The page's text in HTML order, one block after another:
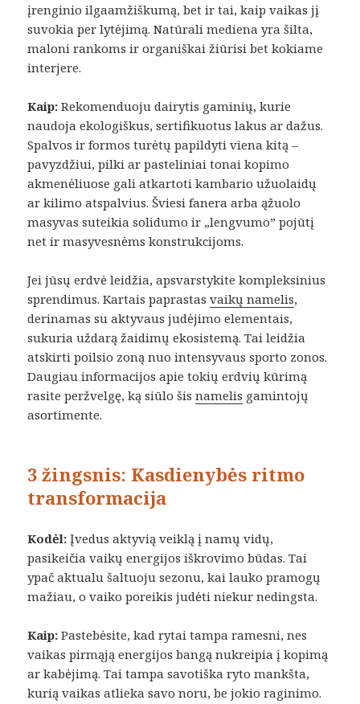
įrenginio ilgaamžiškumą, bet ir tai, kaip vaikas jį
suvokia per lytėjimą. Natūrali mediena yra šilta,
maloni rankoms ir organiškai žiūrisi bet kokiame
interjere.
Kaip: Rekomenduoju dairytis gaminių, kurie
naudoja ekologiškus, sertifikuotus lakus ar dažus.
Spalvos ir formos turėtų papildyti viena kitą –
pavyzdžiui, pilki ar pasteliniai tonai kopimo
akmenėliuose gali atkartoti kambario užuolaidų
ar kilimo atspalvius. Šviesi fanera arba ąžuolo
masyvas suteikia solidumo ir „lengvumo” pojūtį
net ir masyvesnėms konstrukcijoms.
Jei jūsų erdvė leidžia, apsvarstykite kompleksinius
sprendimus. Kartais paprastasvaikų namelis,
derinamas su aktyvaus judėjimo elementais,
sukuria uždarą žaidimų ekosistemą. Tai leidžia
atskirti poilsio zoną nuo intensyvaus sporto zonos.
Daugiau informacijos apie tokių erdvių kūrimą
rasite peržvelgę, ką siūlo šisnamelis gamintojų
asortimente.
3 žingsnis: Kasdienybės ritmo
transformacija
Kodėl: Įvedus aktyvią veiklą į namų vidų,
pasikeičia vaikų energijos iškrovimo būdas. Tai
ypač aktualu šaltuoju sezonu, kai lauko pramogų
mažiau, o vaiko poreikis judėti niekur nedingsta.
Kaip: Pastebėsite, kad rytai tampa ramesni, nes
vaikas pirmąją energijos bangą nukreipia į kopimą
ar kabėjimą. Tai tampa savotiška ryto mankšta,
kurią vaikas atlieka savo noru, be jokio raginimo.